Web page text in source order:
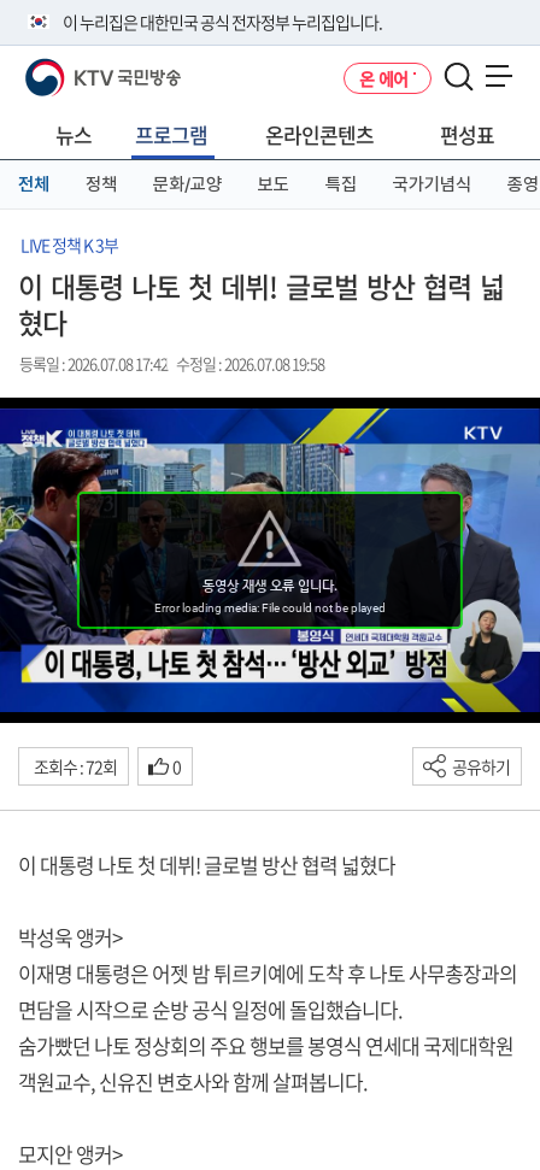
이 누리집은 대한민국 공식 전자정부 누리집입니다.
공식 누리집 주소 확인하기
니다.
이밖에 or.kr 또는 .kr등 다른 도메인 주소를 사용하고 있다면 아래 URL에
서 도메인 주소를 확인해 보세요
KTV 국민방송 온 에어
뉴스 프로그램 온라인콘텐츠 편성표
전체 정책 문화/교양 보도 특집 국가기념식 종영
LIVE 정책 K 3부
이 대통령 나토 첫 데뷔! 글로벌 방산 협력 넓
혔다
등록일 : 2026.07.08 17:42 수정일 : 2026.07.08 19:58
조회수 : 72회 0 공유하기
이 대통령 나토 첫 데뷔! 글로벌 방산 협력 넓혔다
박성욱 앵커>
이재명 대통령은 어젯 밤 튀르키예에 도착 후 나토 사무총장과의
면담을 시작으로 순방 공식 일정에 돌입했습니다.
숨가빴던 나토 정상회의 주요 행보를 봉영식 연세대 국제대학원
객원교수, 신유진 변호사와 함께 살펴봅니다.
모지안 앵커>